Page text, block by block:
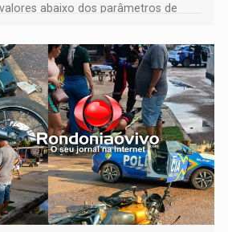
abaixo dos parâmetros de